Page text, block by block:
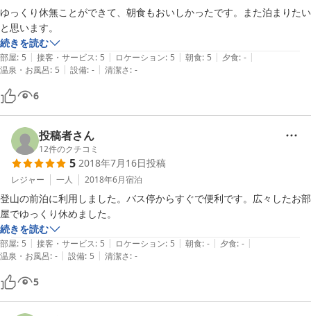
ゆっくり休無ことができて、朝食もおいしかったです。また泊まりたい
と思います。
続きを読む
部屋: 5 | 接客・サービス: 5 | ロケーション: 5 | 朝食: 5 | 夕食: - |
温泉・お風呂: 5 | 設備: - | 清潔さ: -
6
投稿者さん
12件のクチコミ
5 2018年7月16日投稿
レジャー 一人 2018年6月宿泊
登山の前泊に利用しました。バス停からすぐで便利です。広々したお部
屋でゆっくり休めました。
続きを読む
部屋: 5 | 接客・サービス: 5 | ロケーション: 5 | 朝食: - | 夕食: - |
温泉・お風呂: - | 設備: 5 | 清潔さ: -
5